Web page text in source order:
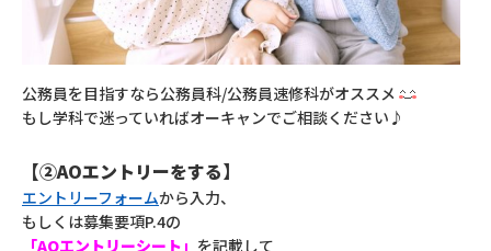
公務員を目指すなら公務員科/公務員速修科がオススメ
もし学科で迷っていればオーキャンでご相談ください♪
【②AOエントリーをする】
エントリーフォームから入力、
もしくは募集要項P.4の
「AOエントリーシート」 を記載して